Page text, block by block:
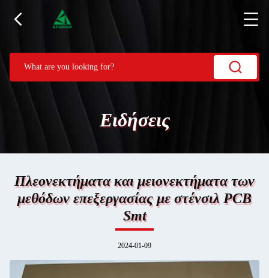
Ειδήσεις
Πλεονεκτήματα και μειονεκτήματα των
μεθόδων επεξεργασίας με στένσιλ PCB
Smt
2024-01-09